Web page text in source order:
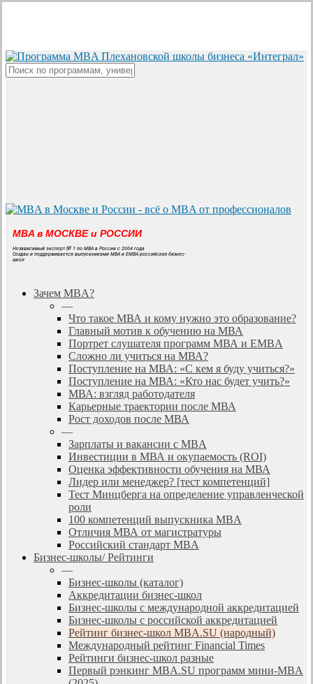
content
MBA в МОСКВЕ и РОССИИ
Независимый эксперт № 1 по MBA в России с 2004 года
Создан и поддерживается выпускниками MBA и EMBA российских бизнес-
школ
search
Menu
Зачем MBA?
—
Что такое МВА и кому нужно это образование?
Главный мотив к обучению на МВА
Портрет слушателя программ МВА и EMBA
Сложно ли учиться на МВА?
Поступление на МВА: «С кем я буду учиться?»
Поступление на МВА: «Кто нас будет учить?»
МВА: взгляд работодателя
Карьерные траектории после МВА
Рост доходов после МВА
—
Зарплаты и вакансии с MBA
Инвестиции в МВА и окупаемость (ROI)
Оценка эффективности обучения на МВА
Лидер или менеджер? [тест компетенций]
Тест Минцберга на определение управленческой
роли
100 компетенций выпускника MBA
Отличия МВА от магистратуры
Российский стандарт MBA
Бизнес-школы/ Рейтинги
—
Бизнес-школы (каталог)
Аккредитации бизнес-школ
Бизнес-школы с международной аккредитацией
Бизнес-школы с российской аккредитацией
Рейтинг бизнес-школ MBA.SU (народный)
Международный рейтинг Financial Times
Рейтинги бизнес-школ разные
Первый рэнкинг MBA.SU программ мини-MBA